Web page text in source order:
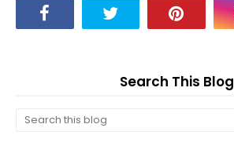
Search This Blog